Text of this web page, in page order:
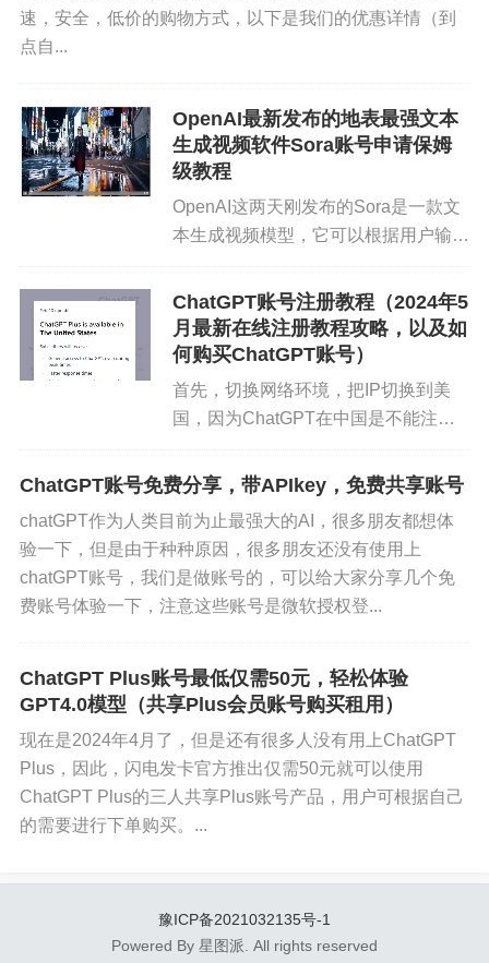
I官方网站进行订阅，也可以通过一些中介公司提供的代购
服务。为了避免可能出现的风险，建议用户直接在官方网
站进行订阅，但是官网订阅需要国外信用卡，用户可以根
据情况去进行选择。
级订阅计划，每月20美元的价格相对于其提供的特异功能
来说具有很强的竞争力。欢迎用户根据个人需求和经济实
力进行选择。
ChatGPT Plus是OpenAI推出的高级订阅计划，价格为每
月20美元（约合人民币146元）。购买ChatGPT Plus可以
享受更快的响应速度、优先接入新功能以及更稳定的服
务。对于想要获得更好聊天体验的用户来说，购买ChatGP
T Plus是一个不错的选择。
购买ChatGPT Plus最直接的方式就是在OpenAI的官方网
速，安全，低价的购物方式，以下是我们的优惠详情（到
点自...
OpenAI最新发布的地表最强文本
生成视频软件Sora账号申请保姆
级教程
OpenAI这两天刚发布的Sora是一款文
本生成视频模型，它可以根据用户输入
60秒的视频生成，提供多角度镜头切
换，能够模拟物理效果，如咬痕或踩奶
效果，甚至可以从图片生成...
ChatGPT账号注册教程（2024年5
月最新在线注册教程攻略，以及如
何购买ChatGPT账号）
首先，切换网络环境，把IP切换到美
国，因为ChatGPT在中国是不能注册
册，https://chat.openai.com/auth/login
ChatGPT账号免费分享，带APIkey，免费共享账号
chatGPT作为人类目前为止最强大的AI，很多朋友都想体
验一下，但是由于种种原因，很多朋友还没有使用上
chatGPT账号，我们是做账号的，可以给大家分享几个免
费账号体验一下，注意这些账号是微软授权登...
ChatGPT Plus账号最低仅需50元，轻松体验
GPT4.0模型（共享Plus会员账号购买租用）
现在是2024年4月了，但是还有很多人没有用上ChatGPT
Plus，因此，闪电发卡官方推出仅需50元就可以使用
ChatGPT Plus的三人共享Plus账号产品，用户可根据自己
的需要进行下单购买。...
豫ICP备2021032135号-1
Powered By 星图派. All rights reserved